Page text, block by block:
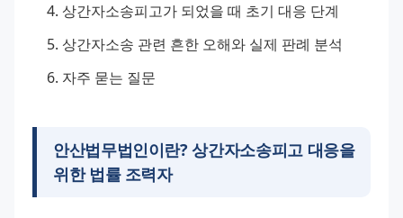
상간자소송피고가 되었을 때 초기 대응 단계
상간자소송 관련 흔한 오해와 실제 판례 분석
자주 묻는 질문
안산법무법인이란? 상간자소송피고 대응을
위한 법률 조력자